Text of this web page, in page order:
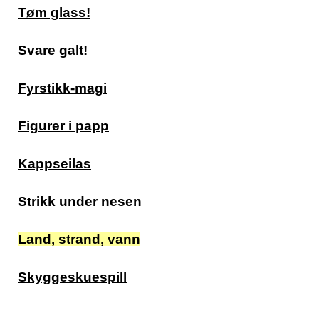
Tøm glass!
Svare galt!
Fyrstikk-magi
Figurer i papp
Kappseilas
Strikk under nesen
Land, strand, vann
Skyggeskuespill